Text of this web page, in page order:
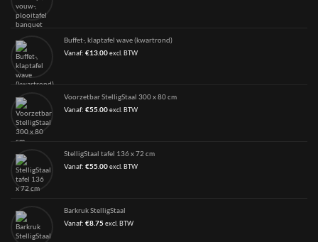
Buffet-, klaptafel wave (kwartrond)
Vanaf: €13.00excl. BTW
Voorzetbar StelligStaal 300 x 80 cm
Vanaf: €55.00excl. BTW
StelligStaal tafel 136 x 72 cm
Vanaf: €55.00excl. BTW
Barkruk StelligStaal
Vanaf: €8.75excl. BTW